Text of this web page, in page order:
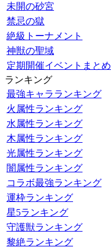
未開の砂宮
禁忌の獄
絶級トーナメント
神獣の聖域
定期開催イベントまとめ
ランキング
最強キャラランキング
火属性ランキング
水属性ランキング
木属性ランキング
光属性ランキング
闇属性ランキング
コラボ最強ランキング
運枠ランキング
星5ランキング
守護獣ランキング
黎絶ランキング